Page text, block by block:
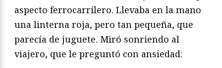
aspecto ferrocarrilero. Llevaba en la mano
una linterna roja, pero tan pequeña, que
parecía de juguete. Miró sonriendo al
viajero, que le preguntó con ansiedad: